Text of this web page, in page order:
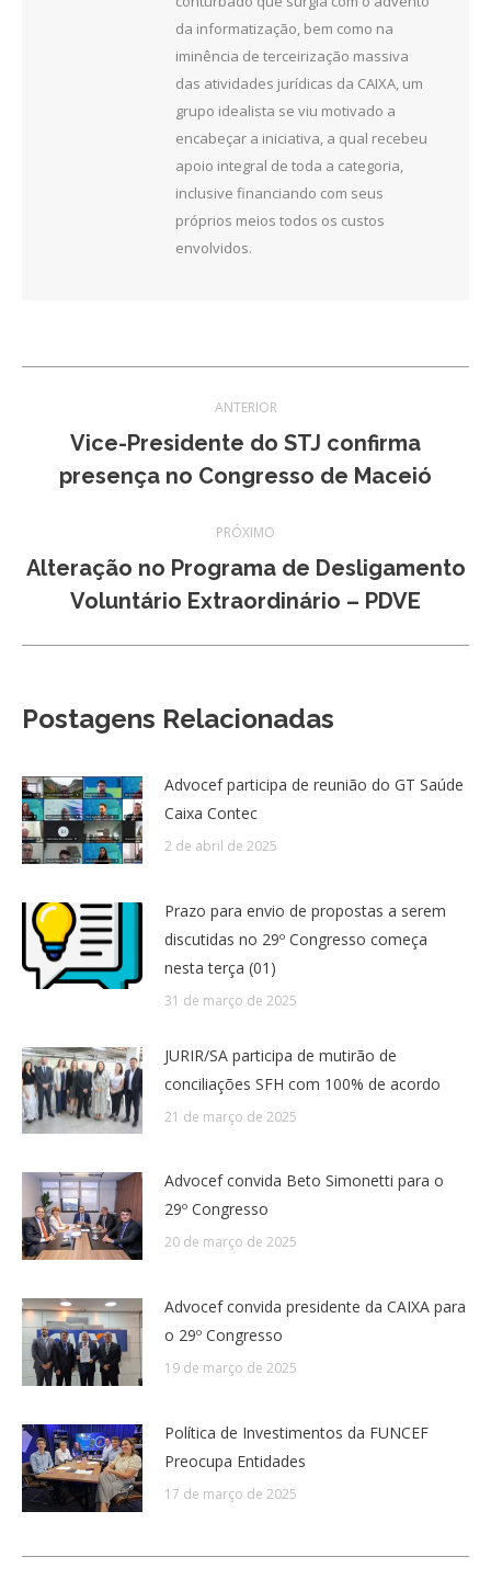
da informatização, bem como na
iminência de terceirização massiva
das atividades jurídicas da CAIXA, um
grupo idealista se viu motivado a
encabeçar a iniciativa, a qual recebeu
apoio integral de toda a categoria,
inclusive financiando com seus
próprios meios todos os custos
envolvidos.
post:
ANTERIOR
Post
anterior:
Vice-Presidente do STJ confirma
presença no Congresso de Maceió
PRÓXIMO
Próximo
post:
Alteração no Programa de Desligamento
Voluntário Extraordinário – PDVE
Postagens Relacionadas
Advocef participa de reunião do GT Saúde
Caixa Contec
2 de abril de 2025
Prazo para envio de propostas a serem
discutidas no 29º Congresso começa
nesta terça (01)
31 de março de 2025
JURIR/SA participa de mutirão de
conciliações SFH com 100% de acordo
21 de março de 2025
Advocef convida Beto Simonetti para o
29º Congresso
20 de março de 2025
Advocef convida presidente da CAIXA para
o 29º Congresso
19 de março de 2025
Política de Investimentos da FUNCEF
Preocupa Entidades
17 de março de 2025